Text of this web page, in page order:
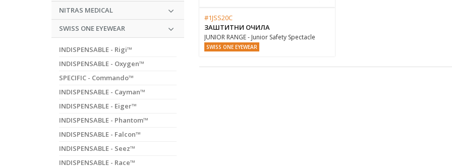
NITRAS MEDICAL
SWISS ONE EYEWEAR
INDISPENSABLE - Rigi™
INDISPENSABLE - Oxygen™
SPECIFIC - Commando™
INDISPENSABLE - Cayman™
INDISPENSABLE - Eiger™
INDISPENSABLE - Phantom™
INDISPENSABLE - Falcon™
INDISPENSABLE - Seez™
INDISPENSABLE - Race™
#1JSS20C
ЗАШТИТНИ ОЧИЛА
JUNIOR RANGE - Junior Safety Spectacle
SWISS ONE EYEWEAR